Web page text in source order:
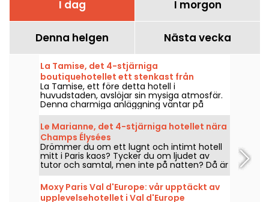
I dag I morgon
Denna helgen Nästa vecka
La Tamise, det 4-stjärniga
boutiquehotellet ett stenkast från
Tuilerierna
La Tamise, ett före detta hotell i
huvudstaden, avslöjar sin mysiga atmosfär.
Denna charmiga anläggning väntar på
familjer och turister i en förtrollande miljö i
ett 1800-talshus, mellan Tuilerieträdgården
och Rue Saint-Honoré.
Le Marianne, det 4-stjärniga hotellet nära
Champs Élysées
Drömmer du om ett lugnt och intimt hotell
mitt i Paris kaos? Tycker du om ljudet av
tutor och samtal, men inte på natten? Då är
The Marianne något för dig: ett stenkast
från Champs Élysées på den lilla rue Paul
Baudry ligger detta helt nya hotell som ritats
Moxy Paris Val d'Europe: vår upptäckt av
upplevelsehotellet i Val d'Europe